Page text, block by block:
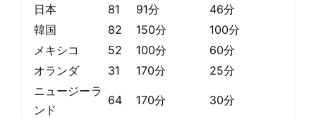
日本 81 91分
46分
韓国
82 150分
100分
メキシコ
52 100分
60分
オランダ
31 170分
25分
ニュージーラ
ンド
64 170分 30分